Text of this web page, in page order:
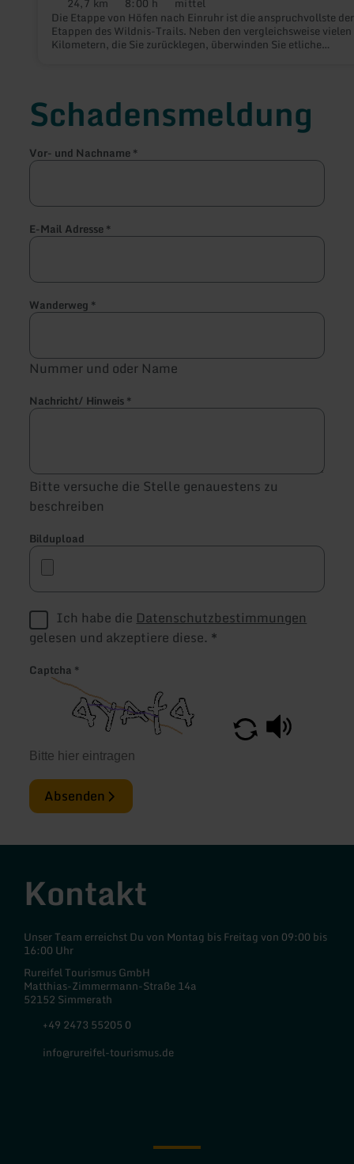
Distanz: Dauer: Anforderung:
Die Etappe von Höfen nach Einruhr ist die anspruchvollste
Etappen des Wildnis-Trails. Neben den vergleichsweise vielen
Kilometern, die Sie zurücklegen, überwinden Sie etliche
Schadensmeldung
Vor- und Nachname*
E-Mail Adresse*
Wanderweg *
Nummer und oder Name
Nachricht/ Hinweis*
Bitte versuche die Stelle genauestens zu
beschreiben
Bildupload
Ich habe dieDatenschutzbestimmungen
gelesen und akzeptiere diese. *
Captcha *
Absenden
Kontakt
Unser Team erreichst Du von Montag bis Freitag von 09:00 bis
16:00 Uhr
Rureifel Tourismus GmbH
Matthias-Zimmermann-Straße 14a
52152 Simmerath
+49 2473 55205 0
info@rureifel-tourismus.de